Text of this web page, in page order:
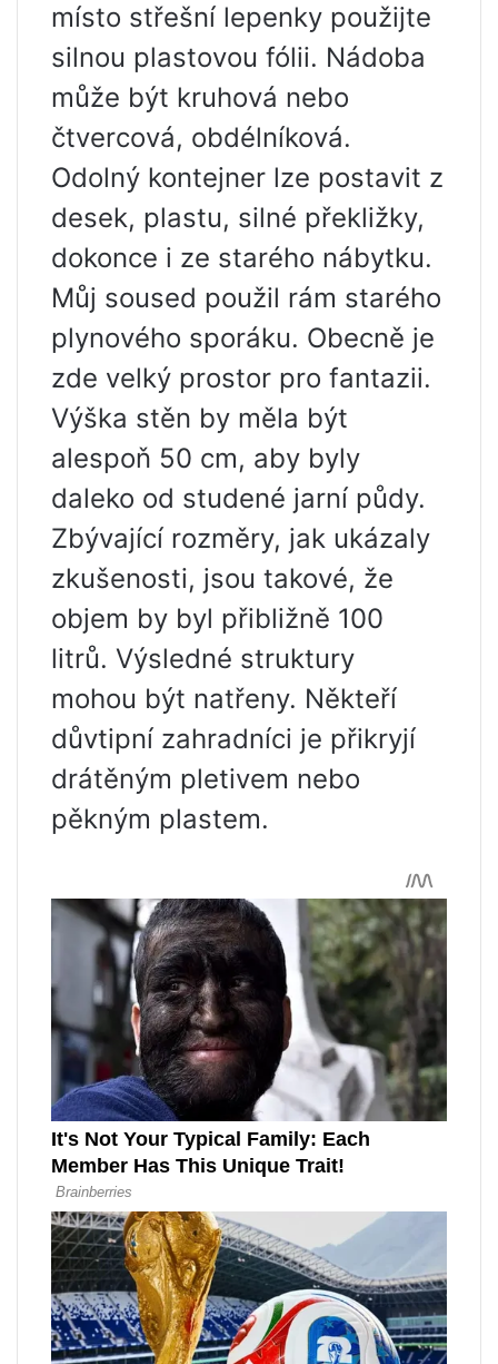
místo střešní lepenky použijte
silnou plastovou fólii. Nádoba
může být kruhová nebo
čtvercová, obdélníková.
Odolný kontejner lze postavit z
desek, plastu, silné překližky,
dokonce i ze starého nábytku.
Můj soused použil rám starého
plynového sporáku. Obecně je
zde velký prostor pro fantazii.
Výška stěn by měla být
alespoň 50 cm, aby byly
daleko od studené jarní půdy.
Zbývající rozměry, jak ukázaly
zkušenosti, jsou takové, že
objem by byl přibližně 100
litrů. Výsledné struktury
mohou být natřeny. Někteří
důvtipní zahradníci je přikryjí
drátěným pletivem nebo
pěkným plastem.